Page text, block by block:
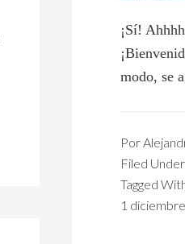
¡Sí!
modo, se
Por
Filed
Tagged
1